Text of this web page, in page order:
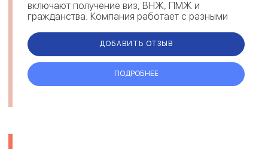
включают получение виз, ВНЖ, ПМЖ и
гражданства. Компания работает с разными
ДОБАВИТЬ ОТЗЫВ
ПОДРОБНЕЕ